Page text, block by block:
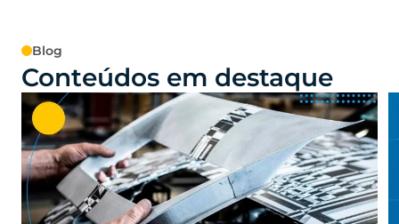
Blog
Conteúdos em destaque